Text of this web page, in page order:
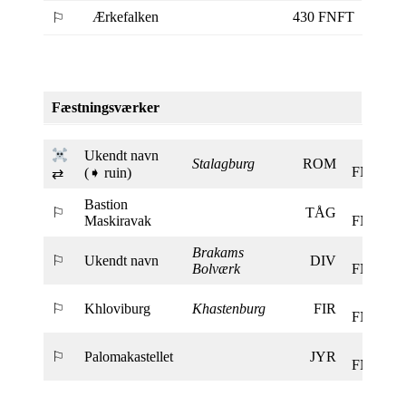
⚐ Ærkefalken 430 FNFT
Fæstningsværker
⇄
Ukendt navn
(➧ ruin)
Stalagburg ROM
FNFT
⚐
Bastion
Maskiravak
TÅG
FNFT
⚐ Ukendt navn
Brakams
Bolværk
DIV
FNFT
⚐ Khloviburg Khastenburg FIR
FNFT
⚐ Palomakastellet JYR
FNFT